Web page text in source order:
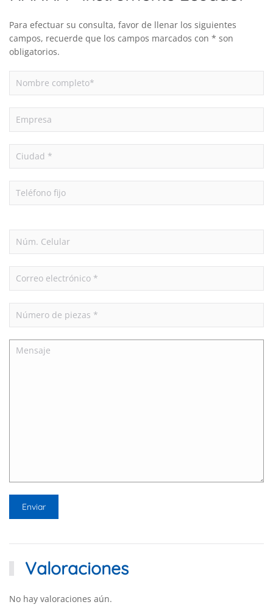
Para efectuar su consulta, favor de llenar los siguientes
campos, recuerde que los campos marcados con * son
obligatorios.
Valoraciones
No hay valoraciones aún.